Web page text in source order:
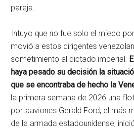
pareja.
Intuyo que no fue solo el miedo
movió a estos dirigentes
sometimiento al dictado imperial.
haya pesado su decisión la
que se encontraba de hecho la
la primera semana de 2026 una
portaaviones Gerald Ford, el más
de la armada estadounidense,